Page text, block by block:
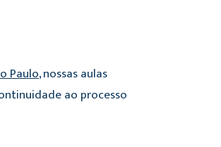
Paulo, nossas aulas
ao processo